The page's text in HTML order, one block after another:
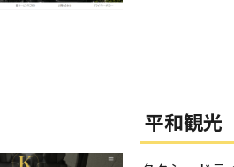
平和観光